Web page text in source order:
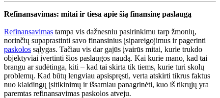
Refinansavimas: mitai ir tiesa apie šią finansinę paslaugą
Refinansavimas tampa vis dažnesniu pasirinkimu tarp žmonių,
norinčių supaprastinti savo finansinius įsipareigojimus ir pagerinti
paskolos sąlygas. Tačiau vis dar gajūs įvairūs mitai, kurie trukdo
objektyviai įvertinti šios paslaugos naudą. Kai kurie mano, kad tai
brangu ar sudėtinga, kiti – kad tai skirta tik tiems, kurie turi skolų
problemų. Kad būtų lengviau apsispręsti, verta atskirti tikrus faktus
nuo klaidingų įsitikinimų ir išsamiau panagrinėti, kuo iš tikrųjų yra
paremtas refinansavimas paskolos atveju.